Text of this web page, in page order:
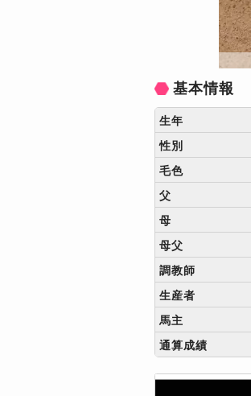
基本情報
生年
性別
毛色
父
母
母父
調教師
生産者
馬主
通算成績